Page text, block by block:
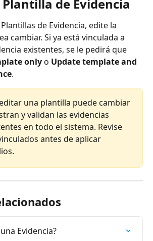
de Evidencia
de Evidencia, edite la
cambiar. Si ya está vinculada a
existentes, se le pedirá que
only o Update template and
.
una plantilla puede cambiar
y validan las evidencias
en todo el sistema. Revise
antes de aplicar
Evidencia?